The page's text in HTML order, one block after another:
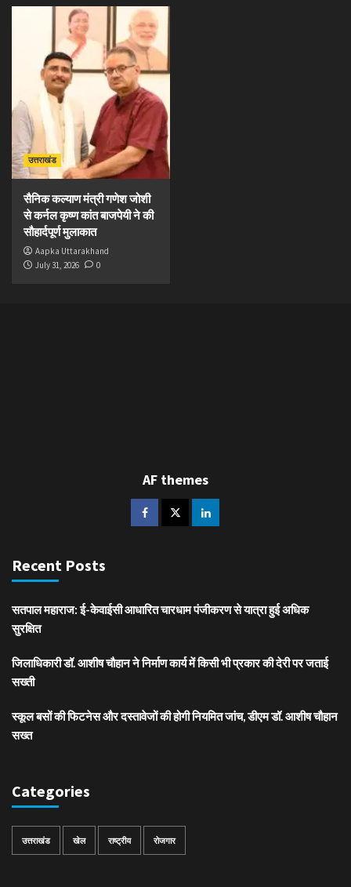
उत्तराखंड
सैनिक कल्याण मंत्री गणेश जोशी
से कर्नल कृष्ण कांत बाजपेयी ने की
सौहार्दपूर्ण मुलाकात
Aapka Uttarakhand
July 31, 2026
0
AF themes
Recent Posts
सतपाल महाराज: ई-केवाईसी आधारित चारधाम पंजीकरण से यात्रा हुई अधिक
सुरक्षित
जिलाधिकारी डॉ. आशीष चौहान ने निर्माण कार्य में किसी भी प्रकार की देरी पर जताई
सख्ती
स्कूल बसों की फिटनेस और दस्तावेजों की होगी नियमित जांच, डीएम डॉ. आशीष चौहान
सख्त
Categories
उत्तराखंड खेल राष्ट्रीय रोजगार